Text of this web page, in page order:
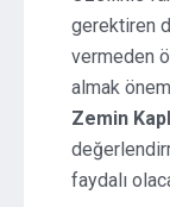
gerektiren
vermeden
almak
Zemin
faydalı